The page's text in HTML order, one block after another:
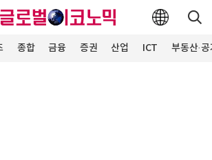
종합 금융 증권 산업 ICT 부동산·